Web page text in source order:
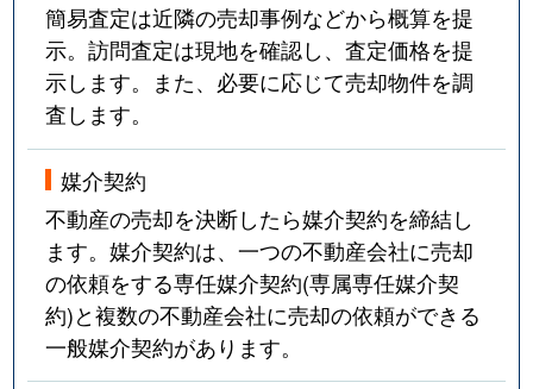
簡易査定は近隣の売却事例などから概算を提
示。訪問査定は現地を確認し、査定価格を提
示します。また、必要に応じて売却物件を調
査します。
媒介契約
不動産の売却を決断したら媒介契約を締結し
ます。媒介契約は、一つの不動産会社に売却
の依頼をする専任媒介契約(専属専任媒介契
約)と複数の不動産会社に売却の依頼ができる
一般媒介契約があります。